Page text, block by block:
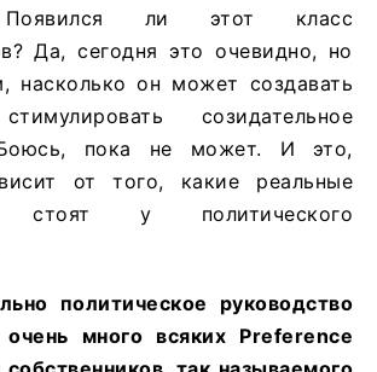
Появился ли этот класс
Да, сегодня это очевидно, но
насколько он может создавать
созидательное
Боюсь, пока не может. И это,
от того, какие реальные
стоят у политического
политическое руководство
очень много всяких Preference